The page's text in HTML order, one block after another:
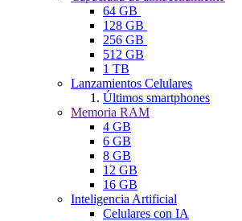
64 GB
128 GB
256 GB
512 GB
1 TB
Lanzamientos Celulares
Últimos smartphones
Memoria RAM
4 GB
6 GB
8 GB
12 GB
16 GB
Inteligencia Artificial
Celulares con IA